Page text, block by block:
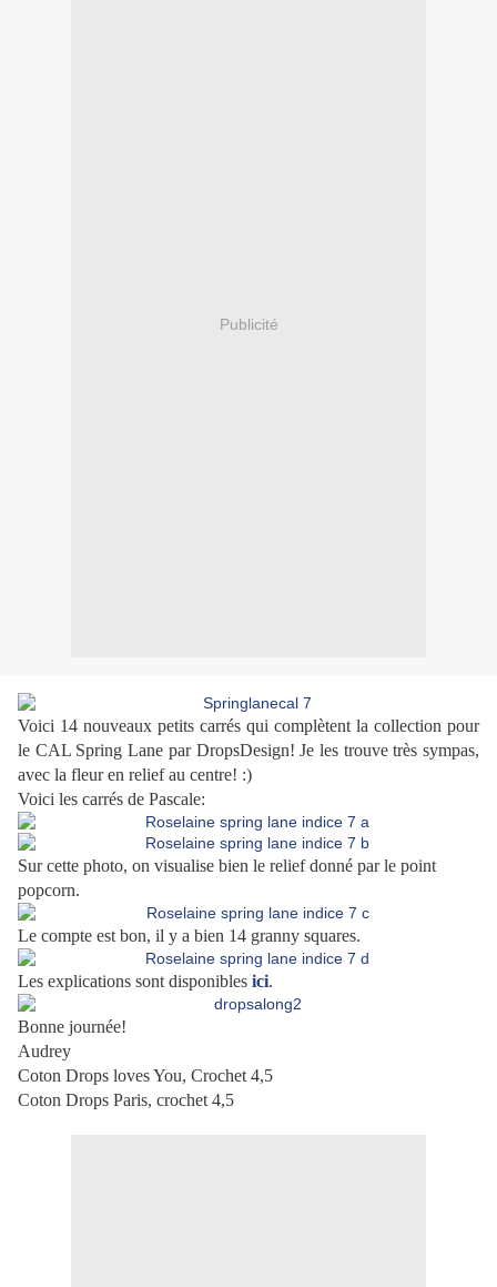
Publicité
Voici 14 nouveaux petits carrés qui complètent la collection pour
le CAL Spring Lane par DropsDesign! Je les trouve très sympas,
avec la fleur en relief au centre! :)
Voici les carrés de Pascale:
Sur cette photo, on visualise bien le relief donné par le point
popcorn.
Le compte est bon, il y a bien 14 granny squares.
Les explications sont disponibles ici.
Bonne journée!
Audrey
Coton Drops loves You, Crochet 4,5
Coton Drops Paris, crochet 4,5